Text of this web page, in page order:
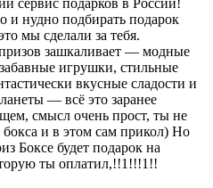
сервис подарков в России!
и нудно подбирать подарок
мы сделали за тебя.
зашкаливает — модные
игрушки, стильные
вкусные сладости и
— всё это заранее
смысл очень прост, ты не
бокса и в этом сам прикол) Но
Боксе будет подарок на
ты оплатил,!!1!!!1!!